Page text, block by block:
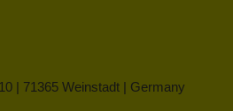
| 71365 Weinstadt | Germany